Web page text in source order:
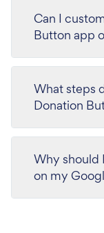
Can I
Button app
What steps
Donation
Why should
on my